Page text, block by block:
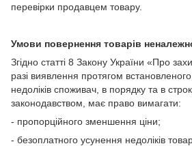
перевірки продавцем товару.
Умови повернення товарів
Згідно статті 8 Закону України «Про
разі виявлення протягом встановленого
недоліків споживач, в порядку та в
законодавством, має право вимагати:
- пропорційного зменшення ціни;
- безоплатного усунення недоліків